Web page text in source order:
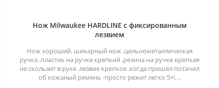
Нож Milwaukee HARDLINE с фиксированным
лезвием
Нож хороший. шикарный нож ,цельнометаллическая
ручка .пластик на ручке крепкий ,резина на ручке крепкая
не скользит в руке .лезвие крепкое .когда пришёл потачил
об кожаный ремень -просто режит легко 5+!. ..